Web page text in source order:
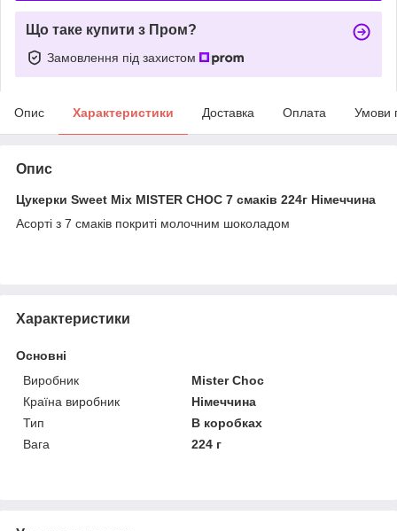
Що таке купити з Пром?
Замовлення під захистом
Опис Характеристики Доставка Оплата Умови
Опис
Цукерки Sweet Mix MISTER CHOC 7 смаків 224г Німеччина
Асорті з 7 смаків покриті молочним шоколадом
Характеристики
Основні
Виробник
Mister Choc
Країна виробник
Німеччина
Тип
В коробках
Вага
224 г